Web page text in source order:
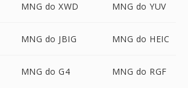
MNG do XWD MNG do YUV
MNG do JBIG MNG do HEIC
MNG do G4 MNG do RGF